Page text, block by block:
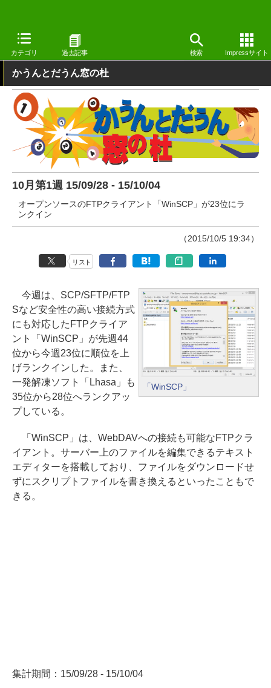
カテゴリ 過去記事 検索 Impressサイト
窓の杜 その他の話題
かうんとだうん窓の杜
10月第1週 15/09/28 - 15/10/04
オープンソースのFTPクライアント「WinSCP」が23位にラ
ンクイン
（2015/10/5 19:34）
リスト
「WinSCP」
今週は、SCP/SFTP/FTP
Sなど安全性の高い接続方式
にも対応したFTPクライア
ント「WinSCP」が先週44
位から今週23位に順位を上
げランクインした。また、
一発解凍ソフト「Lhasa」も
35位から28位へランクアッ
プしている。
「WinSCP」は、WebDAVへの接続も可能なFTPクラ
イアント。サーバー上のファイルを編集できるテキスト
エディターを搭載しており、ファイルをダウンロードせ
ずにスクリプトファイルを書き換えるといったこともで
きる。
集計期間：15/09/28 - 15/10/04